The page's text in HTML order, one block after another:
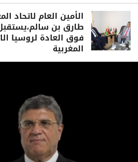
الأمين العام لاتحاد
طارق بن
فوق العادة لروسيا
المغربية